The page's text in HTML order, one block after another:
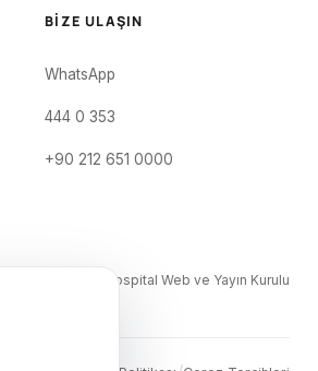
BIZE ULAŞIN
WhatsApp
444 0 353
+90 212 651 0000
Editör: Academic Hospital Web ve Yayın Kurulu